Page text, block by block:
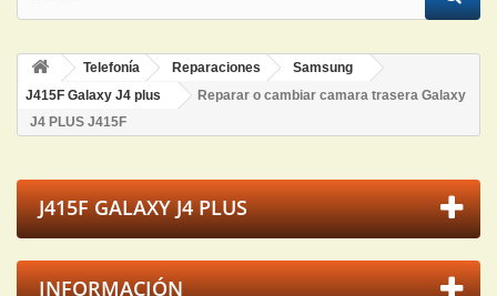
Telefonía Reparaciones
Samsung
J415F Galaxy J4 plus
Reparar o cambiar camara trasera Galaxy
J4 PLUS J415F
J415F GALAXY J4 PLUS
INFORMACIÓN